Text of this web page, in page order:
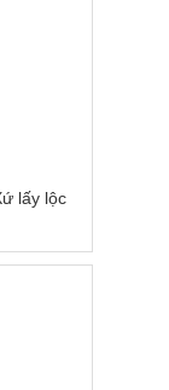
lấy lộc